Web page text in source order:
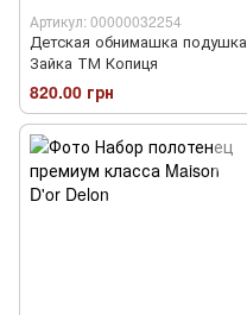
Артикул: 00000032254
Детская обнимашка подушка
Зайка ТМ Копиця
820.00 грн